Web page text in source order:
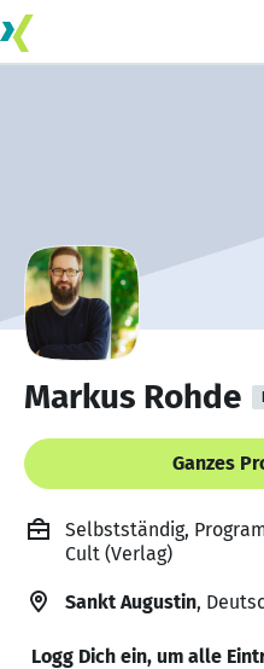
Markus Rohde
Ganzes
Selbstständig,
Cult (Verlag)
Sankt Augustin,
Logg Dich ein, um alle